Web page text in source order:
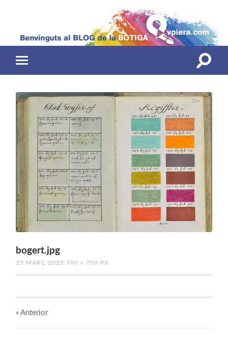
mobile
Toggle
bogert.jpg
25 MARÇ 2022 700x 700 PX
« Anterior